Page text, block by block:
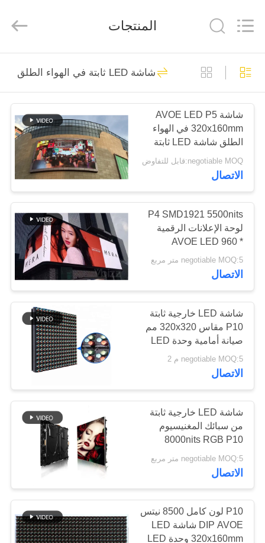
المنزل
المنتجات
حولنا
جولة
في
المصنع
مراقبة
الجودة
اتصل
أخبار
القضايا
مدونة
اطلب
اقتباس
AVOE
Reserved.
شاشة LED ثابتة في
الهواء الطلق
شاشة LED ثابتة
داخلية
76
الشاشة الشفافة
الزجاجية LED
38
عرض LED تأجير
المرحلة
95
المنتجات
شاشة LED ثابتة في الهواء الطلق
شاشة AVOE LED P5
320x160mm في الهواء
الطلق شاشة LED ثابتة
معدل تحديث عالي
3840Hz
negotiable MOQ:قابل للتفاوض
الاتصال
P4 SMD1921 5500nits
لوحة الإعلانات الرقمية
AVOE LED 960 *
960mm Cabinet
negotiable MOQ:5 متر مربع
الاتصال
شاشة LED خارجية ثابتة
P10 مقاس 320x320 مم
صيانة أمامية وحدة LED
AVOE
negotiable MOQ:5 م 2
الاتصال
شاشة LED خارجية ثابتة
من سبائك المغنيسيوم
8000nits RGB P10
960*960 مم
negotiable MOQ:5 متر مربع
الاتصال
P10 لون كامل 8500 نيتس
DIP AVOE شاشة LED
320x160mm وحدة LED